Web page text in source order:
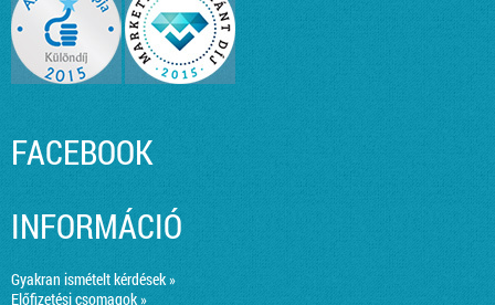
FACEBOOK
INFORMÁCIÓ
Gyakran ismételt kérdések »
Előfizetési csomagok »